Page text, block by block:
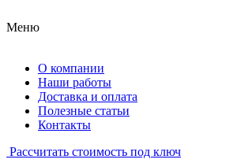
Меню
О компании
Наши работы
Доставка и оплата
Полезные статьи
Контакты
Рассчитать стоимость под ключ